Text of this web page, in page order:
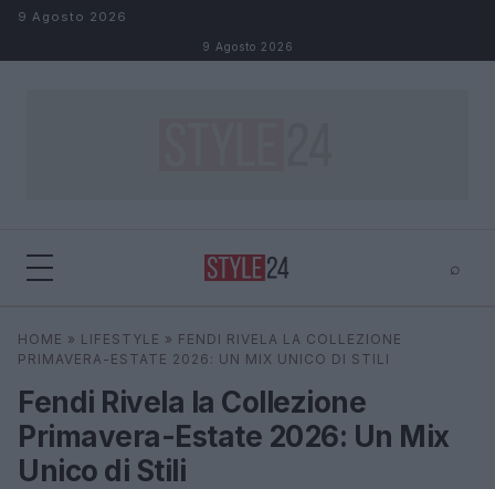
Salta al contenuto
9 Agosto 2026
9 Agosto 2026
⌕
Cerca
HOME » LIFESTYLE » FENDI RIVELA LA COLLEZIONE
PRIMAVERA-ESTATE 2026: UN MIX UNICO DI STILI
Fendi Rivela la Collezione
Primavera-Estate 2026: Un Mix
Unico di Stili